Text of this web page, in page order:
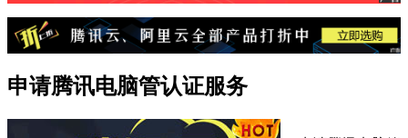
申请腾讯电脑管认证服务